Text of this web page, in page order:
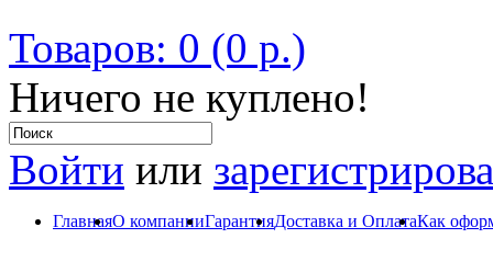
Товаров: 0 (0 р.)
Ничего не куплено!
Войти или
ГлавнаяО компанииГарантияДоставка и ОплатаКак